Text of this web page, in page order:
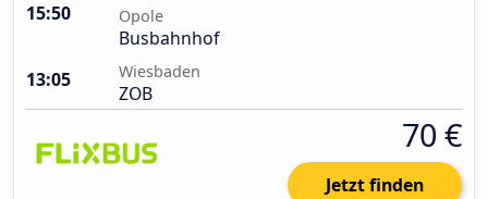
15:50 Opole
Busbahnhof
13:05
Wiesbaden
ZOB
70 €
Jetzt finden